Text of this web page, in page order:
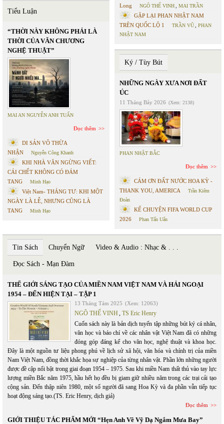
Tiểu Luận
“THỜI NÀY KHÔNG PHẢI LÀ
THỜI CỦA VĂN CHƯƠNG
NGHỆ THUẬT”
MAI AN NGUYỄN ANH TUẤN
Đọc thêm
DI SẢN VÔ THỪA
NHẬN
Nguyễn Công Khanh
KHI NHÀ VĂN NGỪNG VIẾT:
CÁI CHẾT KHÔNG CÓ ĐÁM
TANG
Minh Hạo
Việt Nam- THÁNG TƯ: KHI MỘT
NGÀY LÀ LỄ, NHƯNG CŨNG LÀ
TANG
Minh Hạo
Long
NGÔ THẾ VINH MAI TRẦN
GẶP LẠI PHAN NHẬT NAM
TRÊN QUỐC LỘ 1
TRẦN VŨ
PHAN
NHẬT NAM
Ký / Tùy Bút
NHỮNG NGÀY XƯA NƠI ĐẤT
ÚC
11 Tháng Bảy 2026 (Xem: 2138)
PHAN NHẬT BẮC
Đọc thêm
CÁM ƠN ĐẤT NƯỚC HOA KỲ -
THANK YOU, AMERICA
Trần Kiêm
Đoàn
KỂ CHUYỆN FIFA WORLD CUP
2026
Phan Tấn Uẩn
Tin Sách Chuyển Ngữ Video & Audio : Nhạc & . . .
Đọc Sách - Mạn Đàm
THẾ GIỚI SÁNG TẠO CỦA MIỀN NAM VIỆT NAM VÀ HẢI NGOẠI
1954 – ĐẾN HIỆN TẠI – TẬP 1
13 Tháng Tám 2025 (Xem: 12063)
NGÔ THẾ VINH, TS Eric Henry
Cuốn sách này là bản dịch tuyển tập những bút ký cá nhân,
văn học và báo chí về các nhân vật Việt Nam đã có những
đóng góp đáng kể cho văn học, nghệ thuật và khoa học.
Đây là một nguồn tư liệu phong phú về lịch sử xã hội, văn hóa và chính trị của miền
Nam Việt Nam, đồng thời khắc họa sự nghiệp của từng nhân vật. Phần lớn những người
được đề cập nổi bật trong giai đoạn 1954 – 1975. Sau khi miền Nam thất thủ vào tay lực
lượng miền Bắc năm 1975, hầu hết họ đều bị giam giữ nhiều năm trong các trại cải tạo
cộng sản. Đến thập niên 1980, một số người đã sang Hoa Kỳ và đa phần vẫn tiếp tục
hoạt động sáng tạo.(TS. Eric Henry, dịch giả)
Đọc thêm
GIỚI THIỆU TÁC PHẨM MỚI “Hẹn Anh Về Vỹ Dạ Ngắm Mưa Bay”